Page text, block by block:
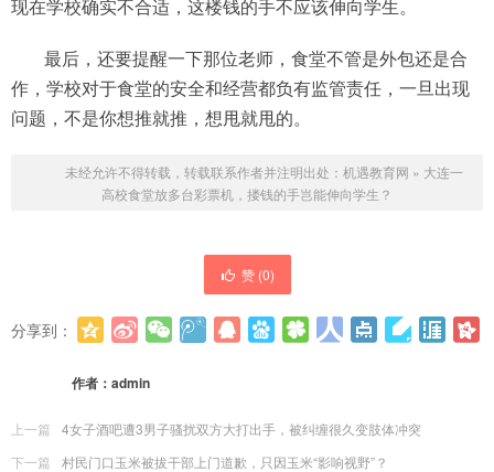
现在学校确实不合适，这楼钱的手不应该伸向学生。
最后，还要提醒一下那位老师，食堂不管是外包还是合
作，学校对于食堂的安全和经营都负有监管责任，一旦出现
问题，不是你想推就推，想甩就甩的。
未经允许不得转载，转载联系作者并注明出处： 机遇教育网 » 大连一
高校食堂放多台彩票机，搂钱的手岂能伸向学生？
赞 (0)
分享到：
作者： admin
上一篇
4女子酒吧遭3男子骚扰双方大打出手，被纠缠很久变肢体冲突
下一篇
村民门口玉米被拔干部上门道歉，只因玉米“影响视野”？